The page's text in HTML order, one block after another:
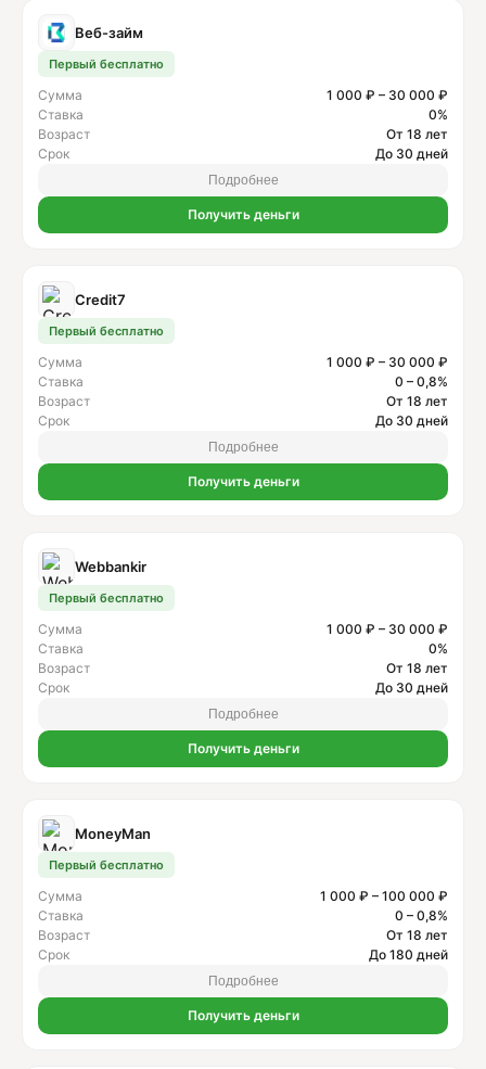
Веб-займ
Первый бесплатно
Сумма
1 000 ₽ – 30 000 ₽
Ставка
0%
Возраст
От 18 лет
Срок
До 30 дней
Подробнее
Получить деньги
Credit7
Первый бесплатно
Сумма
1 000 ₽ – 30 000 ₽
Ставка
0 – 0,8%
Возраст
От 18 лет
Срок
До 30 дней
Подробнее
Получить деньги
Webbankir
Первый бесплатно
Сумма
1 000 ₽ – 30 000 ₽
Ставка
0%
Возраст
От 18 лет
Срок
До 30 дней
Подробнее
Получить деньги
MoneyMan
Первый бесплатно
Сумма
1 000 ₽ – 100 000 ₽
Ставка
0 – 0,8%
Возраст
От 18 лет
Срок
До 180 дней
Подробнее
Получить деньги